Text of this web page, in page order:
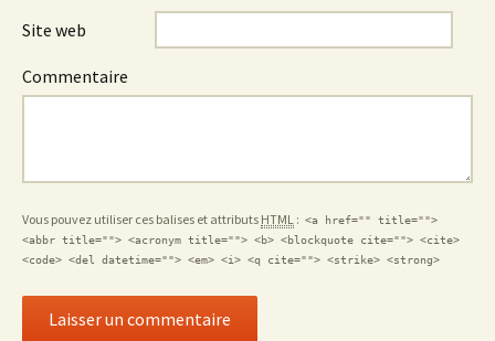
Site web
Commentaire
Vous pouvez utiliser ces balises et attributs HTML : <a href="" title="">
<abbr title=""> <acronym title=""> <b> <blockquote cite=""> <cite>
<code> <del datetime=""> <em> <i> <q cite=""> <strike> <strong>